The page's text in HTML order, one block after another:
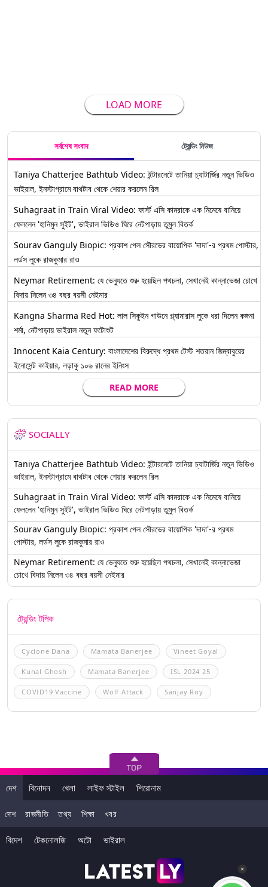
LOAD MORE
সর্বশেষ সংবাদ ট্রেন্ডিং নিউজ
Taniya Chatterjee Bathtub Video: ইন্টারনেটে তানিয়া চ্যাটার্জির নতুন ভিডিও
ভাইরাল, ইনস্টাগ্রামে বাথটাব থেকে শেয়ার করলেন রিল
Suhagraat in Train Viral Video: ফার্স্ট এসি কামরাকে এক নিমেষে বানিয়ে
ফেললেন 'হানিমুন সুইট', ভাইরাল ভিডিও ঘিরে নেটপাড়ায় তুমুল বিতর্ক
Sourav Ganguly Biopic: প্রকাশ পেল সৌরভের বায়োপিক 'দাদা'-র প্রথম পোস্টার,
লর্ডস লুকে রাজকুমার রাও
Neymar Retirement: যে ভেন্যুতে শুরু হয়েছিল পথচলা, সেখানেই কান্নাভেজা চোখে
বিদায় নিলেন ৩৪ বছর বয়সী নেইমার
Kangna Sharma Red Hot: লাল সিকুইন গাউনে গ্ল্যামারাস লুকে ধরা দিলেন কঙ্গনা
শর্মা, নেটপাড়ায় ভাইরাল নতুন ফটোশুট
Innocent Kaia Century: বাংলাদেশের বিরুদ্ধে প্রথম টেস্ট শতরান জিম্বাবুয়ের
ইনোসেন্ট কাইয়ার, লড়াকু ১০৬ রানের ইনিংস
READ MORE
SOCIALLY
Taniya Chatterjee Bathtub Video: ইন্টারনেটে তানিয়া চ্যাটার্জির নতুন ভিডিও
ভাইরাল, ইনস্টাগ্রামে বাথটাব থেকে শেয়ার করলেন রিল
Suhagraat in Train Viral Video: ফার্স্ট এসি কামরাকে এক নিমেষে বানিয়ে
ফেললেন 'হানিমুন সুইট', ভাইরাল ভিডিও ঘিরে নেটপাড়ায় তুমুল বিতর্ক
Sourav Ganguly Biopic: প্রকাশ পেল সৌরভের বায়োপিক 'দাদা'-র প্রথম
পোস্টার, লর্ডস লুকে রাজকুমার রাও
Neymar Retirement: যে ভেন্যুতে শুরু হয়েছিল পথচলা, সেখানেই কান্নাভেজা
চোখে বিদায় নিলেন ৩৪ বছর বয়সী নেইমার
ট্রেন্ডিং টপিক
Cyclone Dana Mamata Banerjee Vineet Goyal
Kunal Ghosh Mamata Banerjee ISL 2024 25
COVID19 Vaccine Wolf Attack Sanjay Roy
দেশ বিনোদন খেলা লাইফ স্টাইল শিরোনাম
দেশ রাজনীতি তথ্য শিক্ষা খবর
বিদেশ টেকনোলজি অটো ভাইরাল